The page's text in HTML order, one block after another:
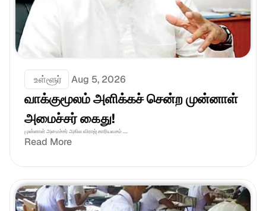
உள்ளூர் Aug 5, 2026
வாக்குமூலம் அளிக்கச் சென்ற முன்னாள்
அமைச்சர் கைது!
முன்னாள் அமைச்சர் அகில விராஜ் காரியவசம் ....
Read More